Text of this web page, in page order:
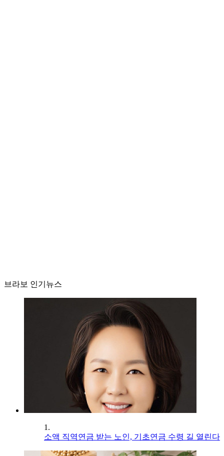
브라보 인기뉴스
1.
소액 직역연금 받는 노인, 기초연금 수령 길 열린다